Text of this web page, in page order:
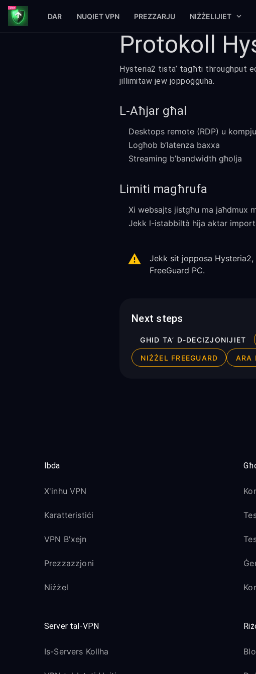
DAR NUQIET VPN PREZZARJU NIŻŻELIJIET
Protokoll
Hysteria2 tista’ tagħti throughput
jillimitaw jew joppoġġuha.
L-Aħjar għal
Desktops remote (RDP) u
Logħob b’latenza baxxa
Streaming b’bandwidth għolja
Limiti magħrufa
Xi websajts jistgħu ma jaħdmux
Jekk l-istabbiltà hija aktar
Jekk sit jopposa
FreeGuard PC.
Next steps
GHID TA’ D-DECIZJONIJIET
NIŻŻEL FREEGUARD ARA
Ibda
X'inhu VPN
Karatteristiċi
VPN B'xejn
Prezzazzjoni
Niżżel
Server tal-VPN
Is-Servers Kollha